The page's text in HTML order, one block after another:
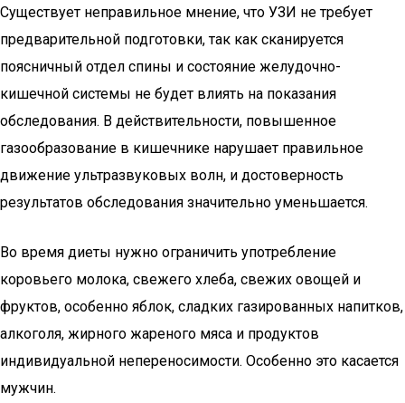
Существует неправильное мнение, что УЗИ не требует
предварительной подготовки, так как сканируется
поясничный отдел спины и состояние желудочно-
кишечной системы не будет влиять на показания
обследования. В действительности, повышенное
газообразование в кишечнике нарушает правильное
движение ультразвуковых волн, и достоверность
результатов обследования значительно уменьшается.
Во время диеты нужно ограничить употребление
коровьего молока, свежего хлеба, свежих овощей и
фруктов, особенно яблок, сладких газированных напитков,
алкоголя, жирного жареного мяса и продуктов
индивидуальной непереносимости. Особенно это касается
мужчин.